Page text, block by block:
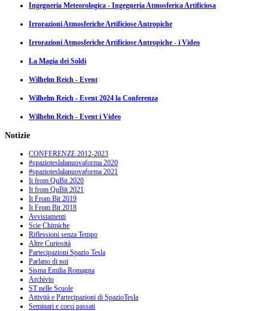
Ingegneria Meteorologica - Ingegneria Atmosferica Artificiosa
Irrorazioni Atmosferiche Artificiose Antropiche
Irrorazioni Atmosferiche Artificiose Antropiche - i Video
La Magia dei Soldi
Wilhelm Reich - Event
Wilhelm Reich - Event 2024 la Conferenza
Wilhelm Reich - Event i Video
Notizie
CONFERENZE 2012-2023
#spazioteslalanuovaforma 2020
#spazioteslalanuovaforma 2021
It from QuBit 2020
It from QuBit 2021
It From Bit 2019
It From Bit 2018
Avvistamenti
Scie Chimiche
Riflessioni senza Tempo
Altre Curiosità
Partecipazioni Spazio Tesla
Parlano di noi
Sisma Emilia Romagna
Archivio
ST nelle Scuole
Attività e Partecipazioni di SpazioTesla
Seminari e corsi passati